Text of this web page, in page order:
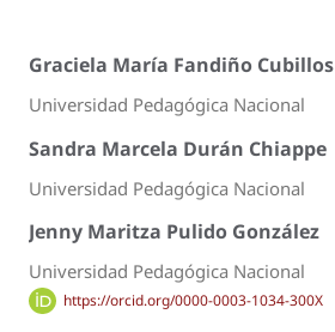
Graciela María Fandiño Cubillos
Universidad Pedagógica Nacional
Sandra Marcela Durán Chiappe
Universidad Pedagógica Nacional
Jenny Maritza Pulido González
Universidad Pedagógica Nacional
https://orcid.org/0000-0003-1034-300X